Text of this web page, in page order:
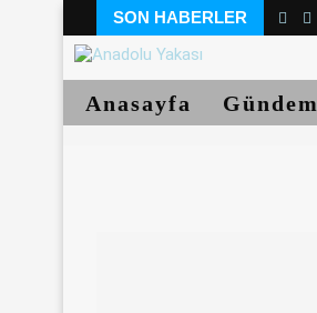
SON HABERLER
Anasayfa Gündem